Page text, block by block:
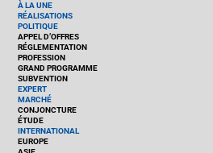
À LA UNE
RÉALISATIONS
POLITIQUE
APPEL D’OFFRES
RÉGLEMENTATION
PROFESSION
GRAND PROGRAMME
SUBVENTION
EXPERT
MARCHÉ
CONJONCTURE
ÉTUDE
INTERNATIONAL
EUROPE